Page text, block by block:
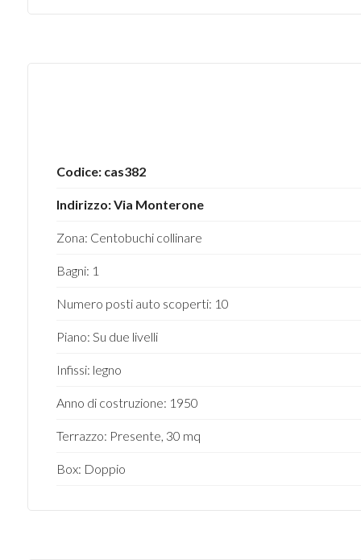
Codice: cas382
Indirizzo: Via Monterone
Zona: Centobuchi collinare
Bagni: 1
Numero posti auto scoperti: 10
Piano: Su due livelli
Infissi: legno
Anno di costruzione: 1950
Terrazzo: Presente, 30 mq
Box: Doppio